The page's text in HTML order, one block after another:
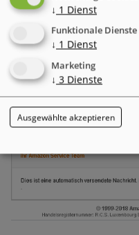
↓ 1 Dienst
Funktionale Dienste
↓ 1 Dienst
Marketing
↓ 3 Dienste
Ausgewählte akzeptieren